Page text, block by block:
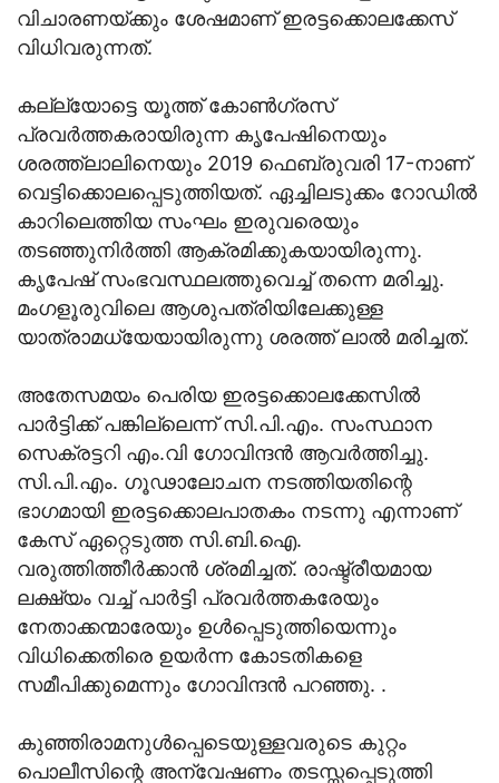
വിചാരണയ്ക്കും ശേഷമാണ് ഇരട്ടക്കൊലക്കേസ്
വിധിവരുന്നത്.
കല്ല്യോട്ടെ യൂത്ത് കോണ്‍ഗ്രസ്
പ്രവര്‍ത്തകരായിരുന്ന കൃപേഷിനെയും
ശരത്ത്‌ലാലിനെയും 2019 ഫെബ്രുവരി 17-നാണ്
വെട്ടിക്കൊലപ്പെടുത്തിയത്. ഏച്ചിലടുക്കം റോഡില്‍
കാറിലെത്തിയ സംഘം ഇരുവരെയും
തടഞ്ഞുനിര്‍ത്തി ആക്രമിക്കുകയായിരുന്നു.
കൃപേഷ് സംഭവസ്ഥലത്തുവെച്ച് തന്നെ മരിച്ചു.
മംഗളൂരുവിലെ ആശുപത്രിയിലേക്കുള്ള
യാത്രാമധ്യേയായിരുന്നു ശരത്ത് ലാല്‍ മരിച്ചത്.
അതേസമയം പെരിയ ഇരട്ടക്കൊലക്കേസില്‍
പാര്‍ട്ടിക്ക് പങ്കില്ലെന്ന് സി.പി.എം. സംസ്ഥാന
സെക്രട്ടറി എം.വി ഗോവിന്ദന്‍ ആവര്‍ത്തിച്ചു.
സി.പി.എം. ഗൂഢാലോചന നടത്തിയതിന്റെ
ഭാഗമായി ഇരട്ടക്കൊലപാതകം നടന്നു എന്നാണ്
കേസ് ഏറ്റെടുത്ത സി.ബി.ഐ.
വരുത്തിത്തീർക്കാൻ ശ്രമിച്ചത്. രാഷ്ട്രീയമായ
ലക്ഷ്യം വച്ച് പാര്‍ട്ടി പ്രവര്‍ത്തകരേയും
നേതാക്കന്മാരേയും ഉള്‍പ്പെടുത്തിയെന്നും
വിധിക്കെതിരെ ഉയര്‍ന്ന കോടതികളെ
സമീപിക്കുമെന്നും ഗോവിന്ദന്‍ പറഞ്ഞു. .
കുഞ്ഞിരാമനുള്‍പ്പെടെയുള്ളവരുടെ കുറ്റം
പൊലീസിന്റെ അന്വേഷണം തടസ്സപ്പെടുത്തി